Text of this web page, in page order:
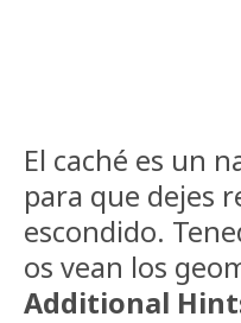
El caché es un
para que dejes
escondido.
os vean los
Additional